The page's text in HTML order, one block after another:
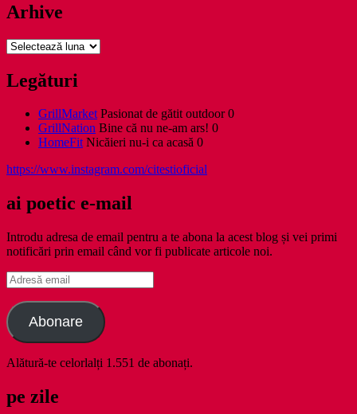
Arhive
Arhive
Legături
GrillMarketPasionat de gătit outdoor 0
GrillNation Bine că nu ne-am ars! 0
HomeFitNicăieri nu-i ca acasă 0
https://www.instagram.com/citestioficial
ai poetic e-mail
Introdu adresa de email pentru a te abona la acest blog și vei primi
notificări prin email când vor fi publicate articole noi.
Adresă
email
Abonare
Alătură-te celorlalți 1.551 de abonați.
pe zile